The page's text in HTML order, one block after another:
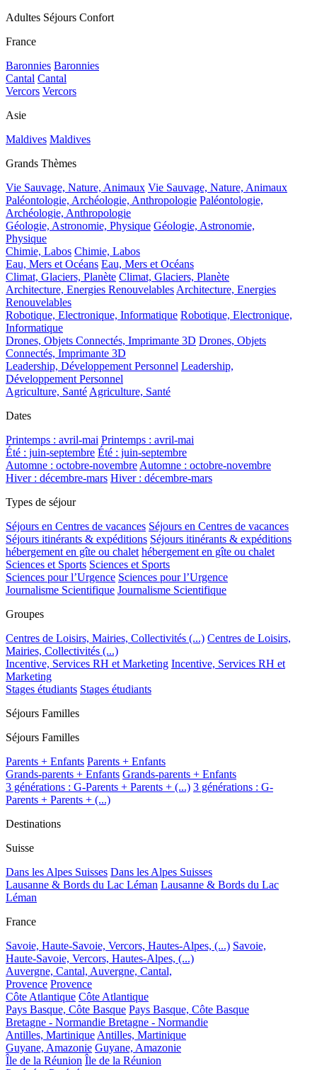
Adultes Séjours Confort
France
Baronnies Baronnies
Cantal Cantal
Vercors Vercors
Asie
Maldives Maldives
Grands Thèmes
Vie Sauvage, Nature, Animaux Vie Sauvage, Nature, Animaux
Paléontologie, Archéologie, Anthropologie Paléontologie,
Archéologie, Anthropologie
Géologie, Astronomie, Physique Géologie, Astronomie,
Physique
Chimie, Labos Chimie, Labos
Eau, Mers et Océans Eau, Mers et Océans
Climat, Glaciers, Planète Climat, Glaciers, Planète
Architecture, Energies Renouvelables Architecture, Energies
Renouvelables
Robotique, Electronique, Informatique Robotique, Electronique,
Informatique
Drones, Objets Connectés, Imprimante 3D Drones, Objets
Connectés, Imprimante 3D
Leadership, Développement Personnel Leadership,
Développement Personnel
Agriculture, Santé Agriculture, Santé
Dates
Printemps : avril-mai Printemps : avril-mai
Été : juin-septembre Été : juin-septembre
Automne : octobre-novembre Automne : octobre-novembre
Hiver : décembre-mars Hiver : décembre-mars
Types de séjour
Séjours en Centres de vacances Séjours en Centres de vacances
Séjours itinérants & expéditions Séjours itinérants & expéditions
hébergement en gîte ou chalet hébergement en gîte ou chalet
Sciences et Sports Sciences et Sports
Sciences pour l’Urgence Sciences pour l’Urgence
Journalisme Scientifique Journalisme Scientifique
Groupes
Centres de Loisirs, Mairies, Collectivités (...) Centres de Loisirs,
Mairies, Collectivités (...)
Incentive, Services RH et Marketing Incentive, Services RH et
Marketing
Stages étudiants Stages étudiants
Séjours Familles
Séjours Familles
Parents + Enfants Parents + Enfants
Grands-parents + Enfants Grands-parents + Enfants
3 générations : G-Parents + Parents + (...) 3 générations : G-
Parents + Parents + (...)
Destinations
Suisse
Dans les Alpes Suisses Dans les Alpes Suisses
Lausanne & Bords du Lac Léman Lausanne & Bords du Lac
Léman
France
Savoie, Haute-Savoie, Vercors, Hautes-Alpes, (...) Savoie,
Haute-Savoie, Vercors, Hautes-Alpes, (...)
Auvergne, Cantal, Auvergne, Cantal,
Provence Provence
Côte Atlantique Côte Atlantique
Pays Basque, Côte Basque Pays Basque, Côte Basque
Bretagne - Normandie Bretagne - Normandie
Antilles, Martinique Antilles, Martinique
Guyane, Amazonie Guyane, Amazonie
Île de la Réunion Île de la Réunion